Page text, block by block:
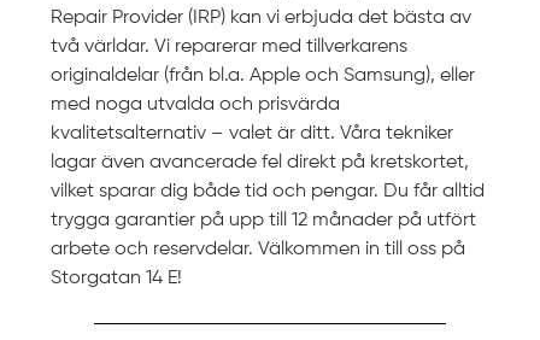
Repair Provider (IRP) kan vi erbjuda det bästa av
två världar. Vi reparerar med tillverkarens
originaldelar (från bl.a. Apple och Samsung), eller
med noga utvalda och prisvärda
kvalitetsalternativ – valet är ditt. Våra tekniker
lagar även avancerade fel direkt på kretskortet,
vilket sparar dig både tid och pengar. Du får alltid
trygga garantier på upp till 12 månader på utfört
arbete och reservdelar. Välkommen in till oss på
Storgatan 14 E!